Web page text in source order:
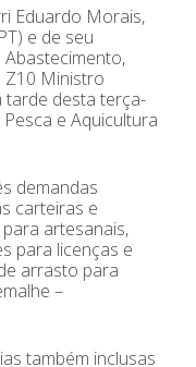
Eduardo Morais,
e de seu
Z10 Ministro
tarde desta terça-
e Aquicultura
demandas
carteiras e
artesanais,
para licenças e
arrasto para
–
também inclusas